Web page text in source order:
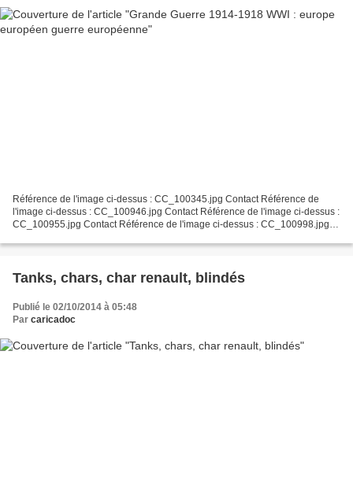
Référence de l'image ci-dessus : CC_100345.jpg Contact Référence de
l'image ci-dessus : CC_100946.jpg Contact Référence de l'image ci-dessus :
CC_100955.jpg Contact Référence de l'image ci-dessus : CC_100998.jpg
Tanks, chars, char renault, blindés
Publié le 02/10/2014 à 05:48
Par caricadoc